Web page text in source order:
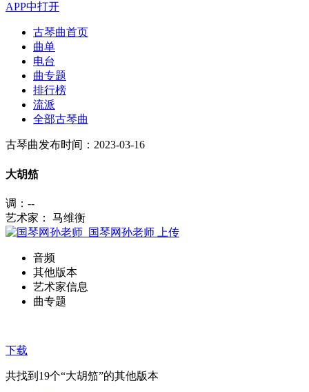
APP中打开
古琴曲首页
曲单
电台
曲专题
排行榜
流派
全部古琴曲
古琴曲发布时间：2023-03-16
大胡笳
调：--
艺术家： 马维衡
国琴网孙老师
上传
音频
其他版本
艺术家信息
曲专题
下载
共找到 19个“大胡笳”的其他版本